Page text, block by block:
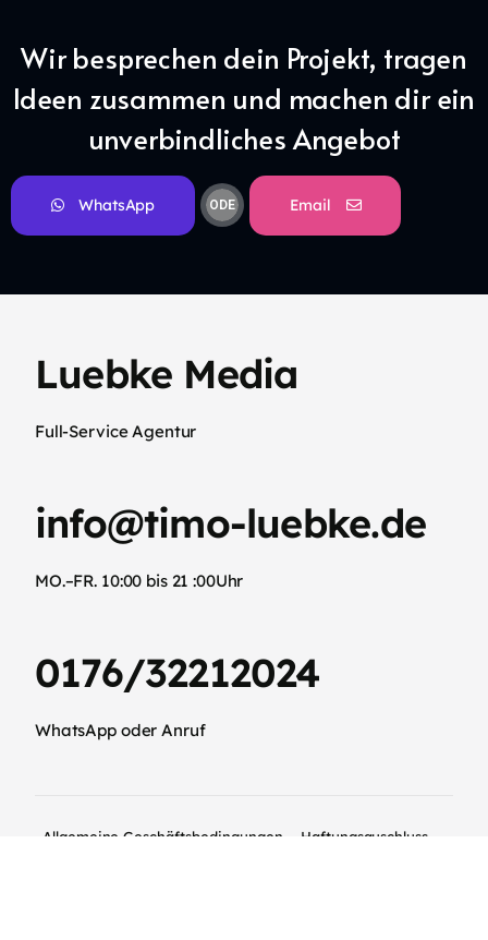
Wir besprechen dein Projekt, tragen
Ideen zusammen und machen dir ein
unverbindliches Angebot
WhatsApp ODE Email
Luebke Media
Full-Service Agentur
info@timo-luebke.de
MO.–FR. 10:00 bis 21 :00Uhr
0176/32212024
WhatsApp oder Anruf
Allgemeine Geschäftsbedingungen
Haftungsauschluss